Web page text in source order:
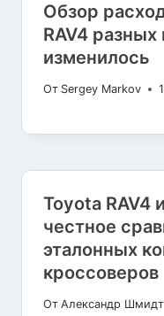
Обзор
RAV4
изменилось
От Sergey Markov
Toyota RAV4
честное
эталонных
кроссоверов
От Александр Шмидт